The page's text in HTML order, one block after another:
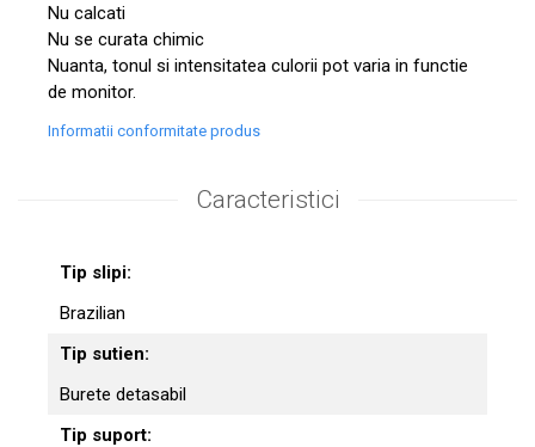
Nu calcati
Nu se curata chimic
Nuanta, tonul si intensitatea culorii pot varia in functie
de monitor.
Informatii conformitate produs
Caracteristici
Tip slipi:
Brazilian
Tip sutien:
Burete detasabil
Tip suport: